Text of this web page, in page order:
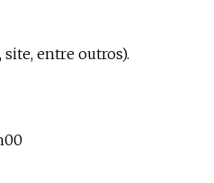
entre outros).